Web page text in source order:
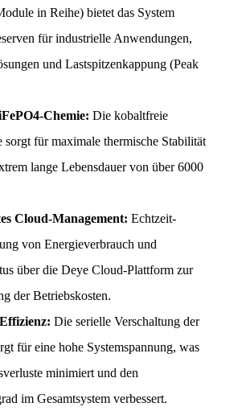
in Reihe) bietet das System
für industrielle Anwendungen,
und Lastspitzenkappung (Peak
Chemie: Die kobaltfreie
sorgt für maximale thermische Stabilität
lange Lebensdauer von über 6000
Cloud-Management: Echtzeit-
von Energieverbrauch und
über die Deye Cloud-Plattform zur
der Betriebskosten.
Die serielle Verschaltung der
für eine hohe Systemspannung, was
minimiert und den
im Gesamtsystem verbessert.